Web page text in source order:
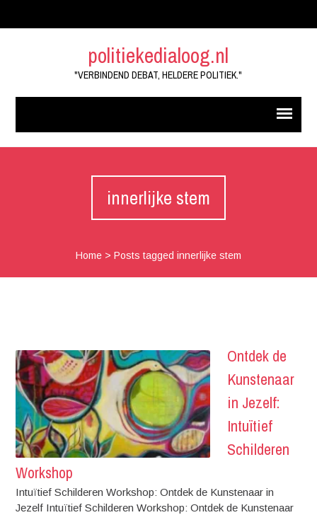
politiekedialoog.nl
"VERBINDEND DEBAT, HELDERE POLITIEK."
innerlijke stem
Home> Posts tagged innerlijke stem
Ontdek de
Kunstenaar
in Jezelf:
Intuïtief
Schilderen
Workshop
Intuïtief Schilderen Workshop: Ontdek de Kunstenaar in
Jezelf Intuïtief Schilderen Workshop: Ontdek de Kunstenaar